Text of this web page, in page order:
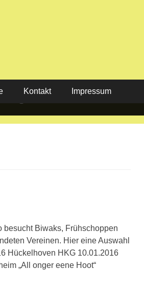
Kontakt Impressum
2025
mit Klara I.
Biwaks, Frühschoppen
Vereinen. Hier eine Auswahl
Hückelhoven HKG 10.01.2016
„All onger eene Hoot“